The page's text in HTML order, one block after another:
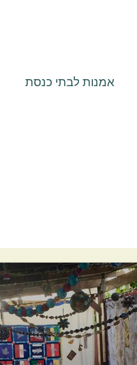
אמנות לבתי כנסת